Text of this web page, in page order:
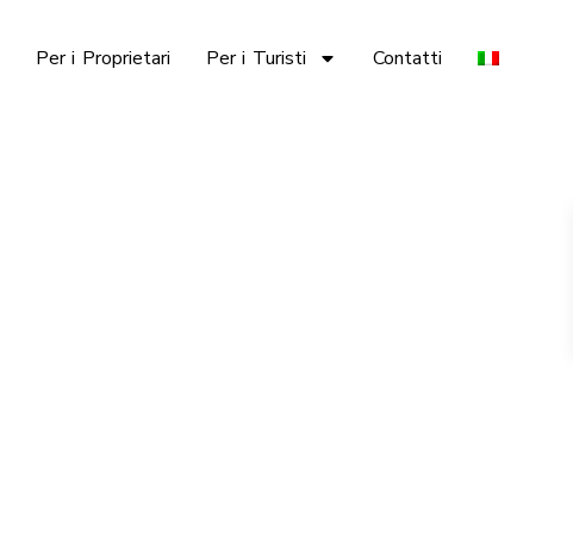
Per i Proprietari Per i Turisti Contatti